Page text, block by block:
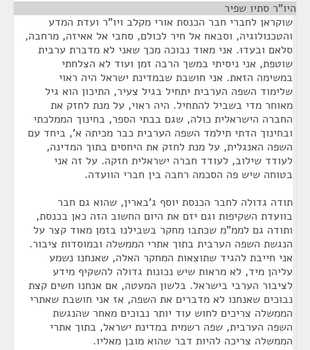
היו"ר סתיו שפיר
שוקראן לחברי חבר הכנסת אורי מקלב ויו"ר ועדת המדע
והטכנולוגיה, וסבאח אל חיר לכולם, סחבי אל אאיזה, מרחבה,
סלאם ובעדוּ. אני מאוד נבוכה מכך שאני לא מדברת ערבית
שוטפת, אני ניסיתי במשך הרבה זמן ועוד לא הצלחתי
במשימה הזאת. אני חושבת שבמדינת ישראל היה ראוי
שלימוד השפה הערבית יתחיל בגיל צעיר, התיכון הוא גיל
מאוחר מדי בשביל להתחיל. היה ראוי, על מנת לחזק את
החברה הישראלית כולה, שגם בבתי הספר, בחינוך הממלכתי
ובחינוך הדתי תילמד השפה הערבית כבר מכיתה א', ביחד עם
השפה האנגלית, על מנת לחזק את היחסים בתוך המדינה,
לעודד שילוב, לעודד חברה ישראלית חזקה. על זה אני
בטוחה שיש פה הסכמה רחבה בין חברי הוועדה.
תודה גדולה לחבר הכנסת יוסף ג'בארין, שהוא גם חבר
בוועדת השקיפות וגם יזם את היום החשוב הזה כאן בכנסת,
ותודה גם לממ"מ שכתבו מחקר בשבילנו בזמן מאוד קצר על
הנגשת השפה הערבית בתוך אתרי הממשלה ובמוסדות ציבור.
אני חייבת להגיד שתוצאות המחקר האלה, שאנחנו נשמע
עליהן מיד, לא מראות שיש נכונות גדולה להשקיף מידע
לציבור הערבי בישראל. בלשון המעטה, אם אנחנו חשים קצת
נבוכים שאנחנו לא מדברים את השפה, אז אני חושבת שאתרי
הממשלה צריכים לחוש עוד יותר נבוכים מאחר שהנגשת
השפה הערבית, שפה רשמית במדינת ישראל, בתוך אתרי
הממשלה צריכה להיות דבר שהוא מובן מאליו.